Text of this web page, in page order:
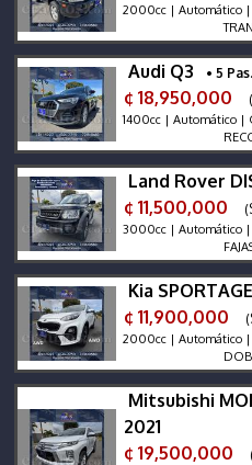
2000cc | Automático |
Audi Q3 • 5 Pas.
¢ 18,950,000
1400cc | Automático |
Land Rover
¢ 11,500,000
3000cc | Automático |
FAJAS
Kia SPORTAGE
¢ 11,900,000
2000cc | Automático |
DOBLE
Mitsubishi
2021
¢ 19,500,000